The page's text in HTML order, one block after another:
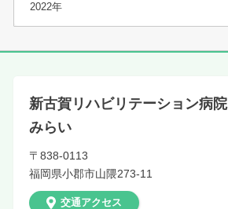
2022年
新古賀リハビリテーション病院
みらい
〒838-0113
福岡県小郡市山隈273-11
交通アクセス